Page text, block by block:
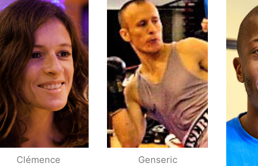
Championne IDF
Espoirs
Championne de
France Espoirs
Vainqueur des
Critériums IDF
Clémence
Vainqueur des
Critériums IDF
Genseric